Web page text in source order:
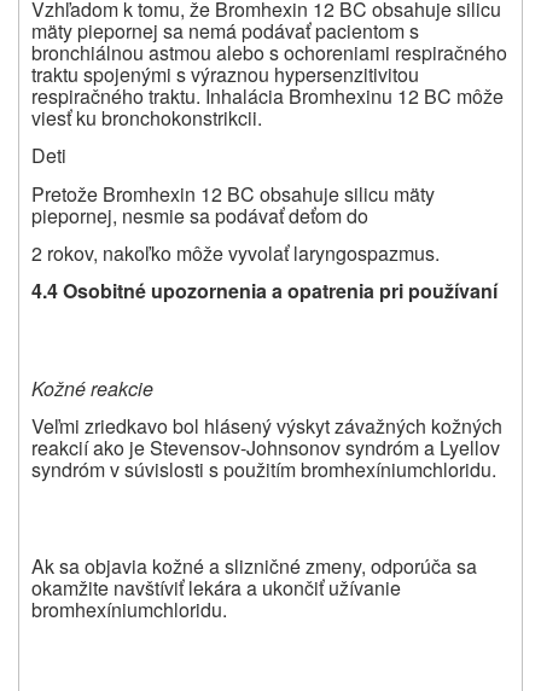
Vzhľadom k tomu, že Bromhexin 12 BC obsahuje silicu
mäty piepornej sa nemá podávať pacientom s
bronchiálnou astmou alebo s ochoreniami respiračného
traktu spojenými s výraznou hypersenzitivitou
respiračného traktu. Inhalácia Bromhexinu 12 BC môže
viesť ku bronchokonstrikcii.
Deti
Pretože Bromhexin 12 BC obsahuje silicu mäty
piepornej, nesmie sa podávať deťom do
2 rokov, nakoľko môže vyvolať laryngospazmus.
4.4 Osobitné upozornenia a opatrenia pri používaní
Kožné reakcie
Veľmi zriedkavo bol hlásený výskyt závažných kožných
reakcií ako je Stevensov-Johnsonov syndróm a Lyellov
syndróm v súvislosti s použitím bromhexíniumchloridu.
Ak sa objavia kožné a slizničné zmeny, odporúča sa
okamžite navštíviť lekára a ukončiť užívanie
bromhexíniumchloridu.